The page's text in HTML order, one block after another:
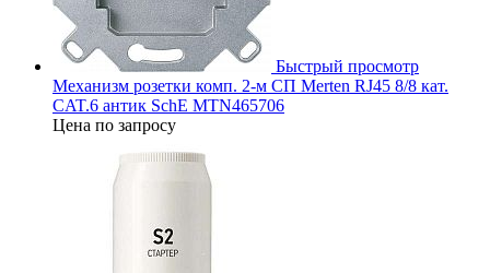
Быстрый просмотр
Механизм розетки комп. 2-м СП Merten RJ45 8/8 кат.
CAT.6 антик SchE MTN465706
Цена по запросу